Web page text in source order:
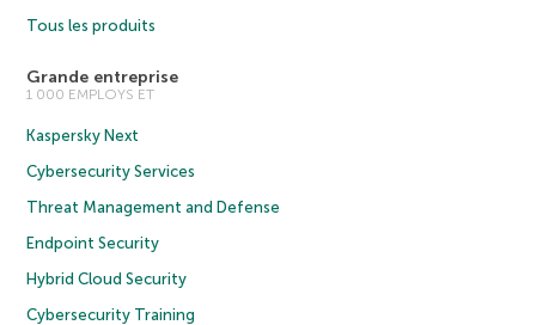
Tous les produits
Grande entreprise
1 000 EMPLOYS ET
Kaspersky Next
Cybersecurity Services
Threat Management and Defense
Endpoint Security
Hybrid Cloud Security
Cybersecurity Training